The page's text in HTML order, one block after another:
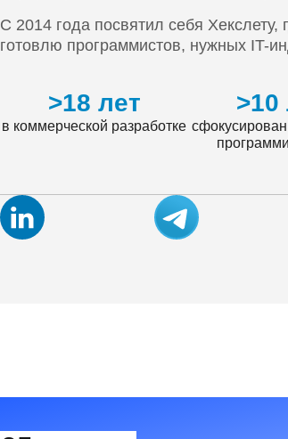
С 2014 года посвятил себя
готовлю программистов, нужных IT-
>18 лет
в коммерческой разработке
>10